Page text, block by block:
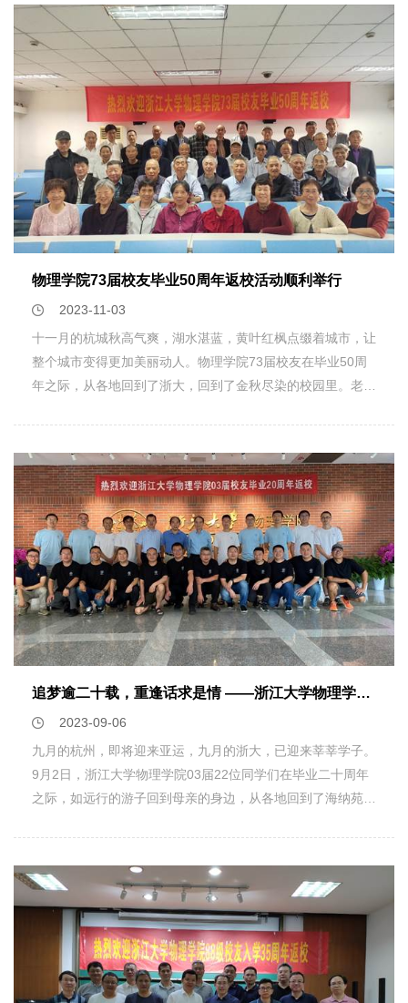
四.等离子体物理和可控核聚变“等离子体物理和可控核聚
变”（Plasma Physics and Controlled Fusion）课程由教学和
讲座两种模式组成，包含等离子体物理的基础理论，以及先进
的大型实验装置——仿星器与托卡马克装置的介绍。授课老师
先简要概述了等离子体物理学的历史，介绍了地球和宇宙中的
等离子体现象，并通过实验室录制视频展示稀有气体辉光放电
管、静电离子球等现象，让同学们了解了等离子体的各种有趣
性质，还当场板书计算，帮助同学们进一步掌握知识点。之后
课程进一步介绍了等离子体物理在可控核聚变领域的相关原
理，包括劳森判据与点火准则、等离子体诊断原理以及电磁波
等离子体加热原理和中性光束注入等知识，并由此引出控制核
聚变的前沿研究以及设备建造；讲座部分老师从等离子体物理
的基本概念出发，带领同学们重温其发展历程，并介绍相关科
用”（Machine Learning: Theory and Application）课程为同
深入研究了机器学习的工作流程，探索了数据预处理、算法训
练、预测以及再优化等完整流程，掌握了多种机器学习算法，
并初步领略到神经网络算法的精妙之处。这门国际课程包含理
论讲座和研讨班两种授课方式，提供了丰富的学习资源以供同
学们更好地理解和实操。理论课上收获满满：同学们深入了解
感知了机算法的内涵，被老师引领着穿越机器学习的历史长
河，深度剖析了机器学习算法的理论原理，探索了如何运用梯
度下降优化方法来训练神经网络；研讨班中思维碰撞，同学们
积极探索Python编程语言的奥秘，动手实践机器学习算法的
Python应用。此外，课程内容涵盖了众多机器学习算法，其
算法。同学们通过老师示范的实际案例对机器学习理论有了深
入理解。在两位充满激情的老师的引领下，同学们被激发出深
入研究这一领域的浓厚兴趣。老师们为同学们带来了一个全新
的智能世界，课堂上学习到的知识和技能将在同学们未来的学
领略到千里之外的文化属性，抓住屏幕对面的思维火花。这一
段历程，一定会像种子一样在同学们的心中生根发芽，给予大
家国际视野和交流信心，激励浙大人愈发求是进取，活出一番
别样的风采。同时，也鼓励大家在未来积极参与更多国际交流
项目，相信在未来，同学们还有更多的机会走出国门，更切身
地参与到国际交流活动中去。
学院以物理实验教学中心为平台，一直致力于科学普及和青少
年科技教育工作，开展了多种形式的科普活动和培训实践，积
极推动公众科学素养的提升和青少年科技创新能力的发展。学
院拥有一支热心科普、教学水平高的师资队伍，为浙大学子提
供优质的教学同时，还为公众和青少年提供优质的科普与科技
实践活动。此次挂牌中国物理学会科普教育基地和全国青少年
科技教育工作者培训与实践基地，是对浙江大学物理学院多年
来在科普和青少年科技教育领域所做的努力和贡献的肯定。这
一荣誉将进一步推动该学院在科普和青少年科技教育事业上做
出更大的贡献。相关图片：中国物理学会科普教育基地授牌活
动相关链接：全国青少年科技教育工作者培训与实践基地的认
定通知，
https://www.cacsi.org.cn/gzdt/zgkjgzzxhdt/art/2023/
物理学院73届校友毕业50周年返校活动顺利举行
2023-11-03
十一月的杭城秋高气爽，湖水湛蓝，黄叶红枫点缀着城市，让
整个城市变得更加美丽动人。物理学院73届校友在毕业50周
年之际，从各地回到了浙大，回到了金秋尽染的校园里。老同
了，人生只有一个五十年！虽年逾古稀，但大家都精神矍铄，
怀着一颗感恩母校，感恩老师之心，满面春风，喜气洋洋。如
同游子回到了母亲的身边，大家向亲爱的母校汇报我们的人生
经历、收获以及感想！ 物理学院校友分会为本次聚会精心安
排了各个环节，还特地为大家准备了毕业50周年的执年返校
证书。领到证书的学长们满心欢喜，认真诵读着证书上的每一
个字，并向学院表示了真诚的感谢！ 除了学院的精心安排，
本次聚会的号召者们也特别用心地为大家准备了一份特别的礼
物，就是当年他们毕业时《杭州日报》特别报道的影印
版。“世界是你们的，也是我们的，但是归根结底是你们的。
你们青年人朝气蓬勃，正在兴旺时期，好像早晨八、九点钟的
太阳。希望寄托在你们身上。”报刊首卷语赫然写着这一段
追梦逾二十载，重逢话求是情 ——浙江大学物理学院物理9902班本科校友毕业20周年返校活动顺利举行
2023-09-06
九月的杭州，即将迎来亚运，九月的浙大，已迎来莘莘学子。
9月2日，浙江大学物理学院03届22位同学们在毕业二十周年
之际，如远行的游子回到母亲的身边，从各地回到了海纳苑8
和对物理学院发展的关注，感怀母校，感谢师恩。同学们请来
了 “我最喜爱的老师”，当年担任浙江大学理学院党委书记兼副
院长的叶高翔老师，统计热力学老师许晶波老师，物理学院党
委副书记邹安川老师参加活动，座谈会由03届校友毕业生陈
苗根同学主持。邹安川副书记向校友们介绍了物理学院的现状
及未来的发展规划，指出现在正是物理学院快速蓬勃发展的时